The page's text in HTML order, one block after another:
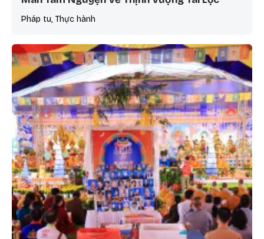
Pháp tu, Thực hành